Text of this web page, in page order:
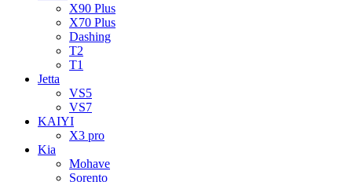
X90 Plus
X70 Plus
Dashing
T2
T1
Jetta
VS5
VS7
KAIYI
X3 pro
Kia
Mohave
Sorento